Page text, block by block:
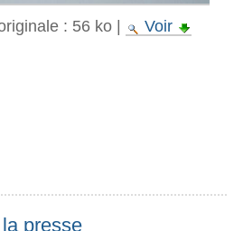
: 56 ko|
Voir
presse